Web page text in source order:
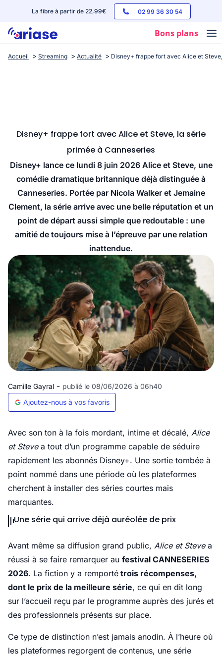
La fibre à partir de 22,99€ 02 99 36 30 54
Bons plans
Box internet
Streaming
Accueil Streaming Actualité Disney+ frappe fort avec Alice et
Disney+ frappe fort avec Alice et Steve, la série
primée à Canneseries
Disney+ lance ce lundi 8 juin 2026 Alice et Steve, une
comédie dramatique britannique déjà distinguée à
Canneseries. Portée par Nicola Walker et Jemaine
Clement, la série arrive avec une belle réputation et un
point de départ aussi simple que redoutable : une
amitié de toujours mise à l’épreuve par une relation
inattendue.
Camille Gayral - publié le 08/06/2026 à 06h40
Ajoutez-nous à vos favoris
Avec son ton à la fois mordant, intime et décalé, Alice
et Steve a tout d’un programme capable de séduire
rapidement les abonnés Disney+. Une sortie tombée à
point nommé dans une période où les plateformes
cherchent à installer des séries courtes mais
marquantes.
Une série qui arrive déjà auréolée de prix
Avant même sa diffusion grand public, Alice et Stevea
réussi à se faire remarquer au festival CANNESERIES
2026. La fiction y a remporté trois récompenses,
dont le prix de la meilleure série, ce qui en dit long
sur l’accueil reçu par le programme auprès des jurés et
des professionnels présents sur place.
Ce type de distinction n’est jamais anodin. À l’heure où
les plateformes regorgent de contenus, une série